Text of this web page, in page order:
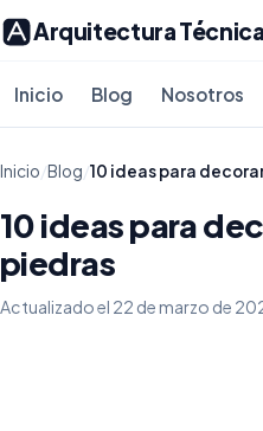
Arquitectura Técnica
Inicio Blog Nosotros
Inicio/Blog/10 ideas para
10 ideas para
piedras
Actualizado el 22 de marzo de